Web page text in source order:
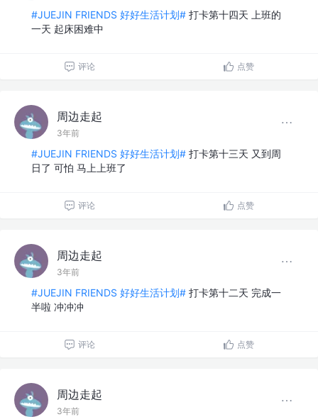
#JUEJIN FRIENDS 好好生活计划# 打卡第十四天 上班的
一天 起床困难中
评论 点赞
周边走起
3年前
#JUEJIN FRIENDS 好好生活计划# 打卡第十三天 又到周
日了 可怕 马上上班了
评论 点赞
周边走起
3年前
#JUEJIN FRIENDS 好好生活计划# 打卡第十二天 完成一
半啦 冲冲冲
评论 点赞
周边走起
3年前